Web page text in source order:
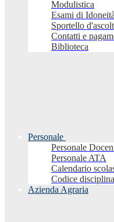
Modulistica
Esami di Idoneità
Sportello
Contatti e
Biblioteca
Personale
Personale
Personale ATA
Calendario
Codice
Azienda Agraria